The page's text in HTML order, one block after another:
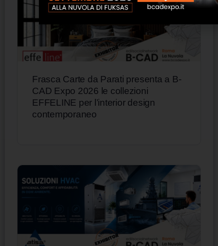
Frasca Carte da Parati presenta a B-
CAD Expo 2026 le collezioni
EFFELINE per l’interior design
contemporaneo